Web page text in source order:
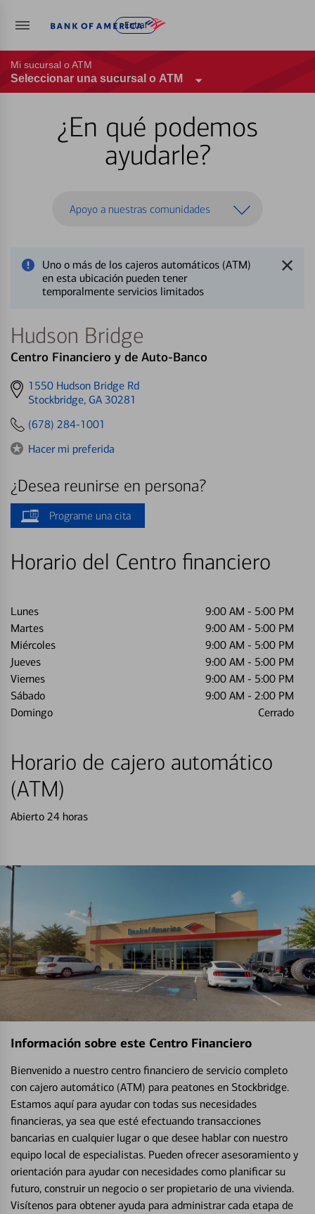
Entrar
Mi sucursal o ATM
Seleccionar una sucursal o ATM
¿En qué podemos
ayudarle?
Apoyo a nuestras comunidades
Uno o más de los cajeros automáticos (ATM)
en esta ubicación pueden tener
temporalmente servicios limitados
Hudson Bridge
Centro Financiero y de Auto-Banco
Get
directions
1550 Hudson Bridge Rd
Stockbridge, GA 30281
(678) 284-1001
Hacer mi preferida
¿Desea reunirse en persona?
Programe una cita
Horario del Centro financiero
Lunes 9:00 AM - 5:00 PM
Martes
9:00 AM - 5:00 PM
Miércoles
9:00 AM - 5:00 PM
Jueves
9:00 AM - 5:00 PM
Viernes
9:00 AM - 5:00 PM
Sábado
9:00 AM - 2:00 PM
Domingo
Cerrado
Horario de cajero automático
(ATM)
Abierto 24 horas
Información sobre este Centro Financiero
Bienvenido a nuestro centro financiero de servicio completo
con cajero automático (ATM) para peatones en Stockbridge.
Estamos aquí para ayudar con todas sus necesidades
financieras, ya sea que esté efectuando transacciones
bancarias en cualquier lugar o que desee hablar con nuestro
equipo local de especialistas. Pueden ofrecer asesoramiento y
orientación para ayudar con necesidades como planificar su
futuro, construir un negocio o ser propietario de una vivienda.
Visítenos para obtener ayuda para administrar cada etapa de